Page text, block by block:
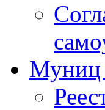
Муниц